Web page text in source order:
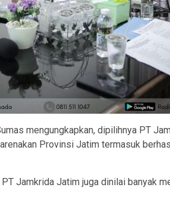
mengungkapkan, dipilihnya PT
Provinsi Jatim termasuk
Jamkrida Jatim juga dinilai banyak